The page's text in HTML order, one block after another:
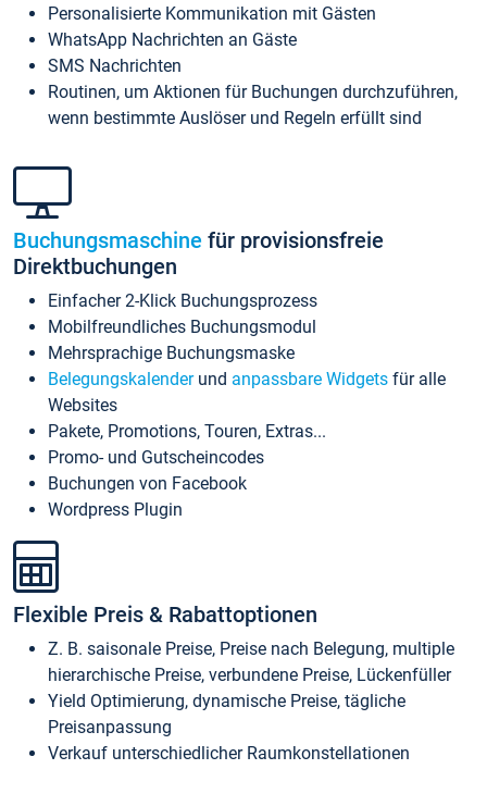
Personalisierte Kommunikation mit Gästen
WhatsApp Nachrichten an Gäste
SMS Nachrichten
Routinen, um Aktionen für Buchungen durchzuführen,
wenn bestimmte Auslöser und Regeln erfüllt sind
Buchungsmaschine für provisionsfreie
Direktbuchungen
Einfacher 2-Klick Buchungsprozess
Mobilfreundliches Buchungsmodul
Mehrsprachige Buchungsmaske
Belegungskalenderund anpassbare Widgets für alle
Websites
Pakete, Promotions, Touren, Extras...
Promo- und Gutscheincodes
Buchungen von Facebook
Wordpress Plugin
Flexible Preis & Rabattoptionen
Z. B. saisonale Preise, Preise nach Belegung, multiple
hierarchische Preise, verbundene Preise, Lückenfüller
Yield Optimierung, dynamische Preise, tägliche
Preisanpassung
Verkauf unterschiedlicher Raumkonstellationen